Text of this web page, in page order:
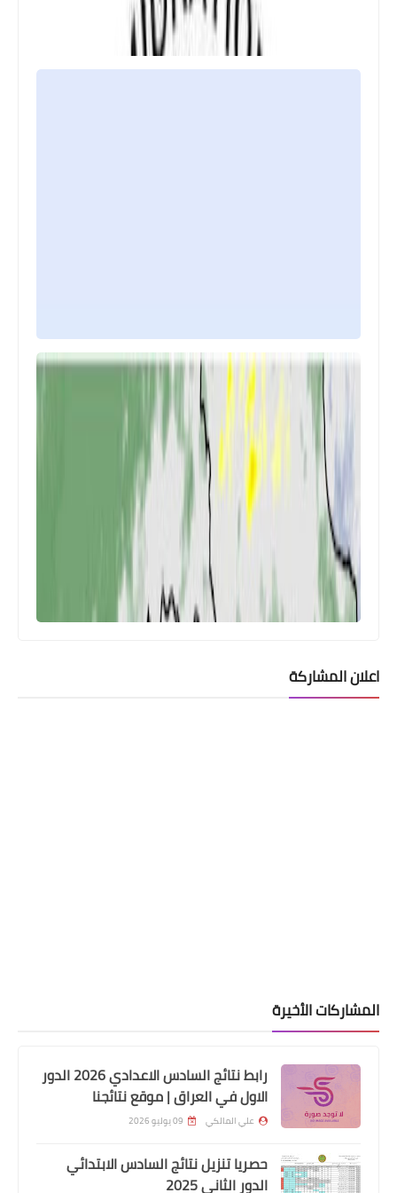
اسماء االرعاية الاجتماعية
وزير العمل ثمانية آلاف كشك لتشغيل
العاطلين
اعلان المشاركة
المشاركات الأخيرة
رابط نتائج السادس الاعدادي 2026 الدور
الاول في العراق | موقع نتائجنا
علي المالكي 09 يوليو 2026
حصريا تنزيل نتائج السادس الابتدائي
الدور الثاني 2025